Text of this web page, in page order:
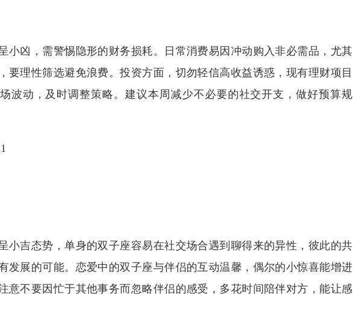
小凶，需警惕隐形的财务损耗。日常消费易因冲动购入非必需品，尤其
要理性筛选避免浪费。投资方面，切勿轻信高收益诱惑，现有理财项目
波动，及时调整策略。建议本周减少不必要的社交开支，做好预算规
小吉态势，单身的双子座容易在社交场合遇到聊得来的异性，彼此的共
发展的可能。恋爱中的双子座与伴侣的互动温馨，偶尔的小惊喜能增进
意不要因忙于其他事务而忽略伴侣的感受，多花时间陪伴对方，能让感